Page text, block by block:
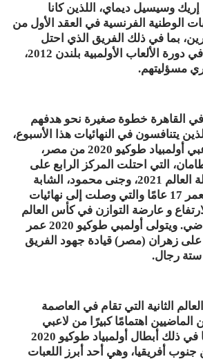
إريك وسيسيل ديماي، اللذين كانا
الوطنية الفرنسية في العقد الأول من
بما في ذلك الفريق الذي احتل
المركز الحادي عشر في دورة الألعاب الأولمبية بلندن 2012،
مسؤليتهم.
في القاهرة خطوة صغيرة نحو هدفهم
يتنافسون في النهائيات هذا الأسبوع،
زينة شرف، إحدى لاعبي أولمبياد طوكيو 2020 من مصر،
التي احتلت المركز الرابع على
منصة القفز في بطولة العالم 2021، وجنى محمود، الشابة
الواعدة البالغة من العمر 17 عامًا والتي وصلت إلى نهائيات
و عارضة التوازن في كأس العالم
في الدوحة العام الماضي. ويتولى أولمبي طوكيو 2020 عمر
زهران (مصر) قيادة جهود الفريق
رجال.
الثانية التي تقام في العاصمة
الماضيين اهتمامًا كبيرًا من لاعبي
الجمباز فى العالم بما في ذلك أبطال أولمبياد طوكيو 2020
أفريقيا، وهي أحد أبرز اللعبات